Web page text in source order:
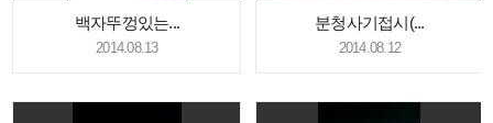
백자뚜껑있는...
2014.08.13
분청사기접시(...
2014.08.12